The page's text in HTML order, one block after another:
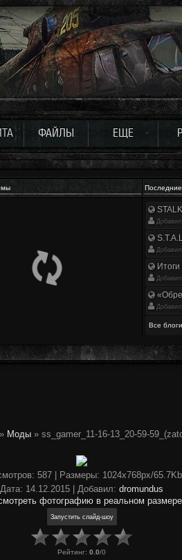
ФАЙЛЫ ЕЩЕ
Все блоги
» Моды » ss_gamer_11-16-13_20-59-
: 587 | Размеры: 1024x768px/65.7Kb
Дата: 14.12.2015 | Добавил: dromundus
фотографию в реальном размере
Рейтинг: 0.0/0